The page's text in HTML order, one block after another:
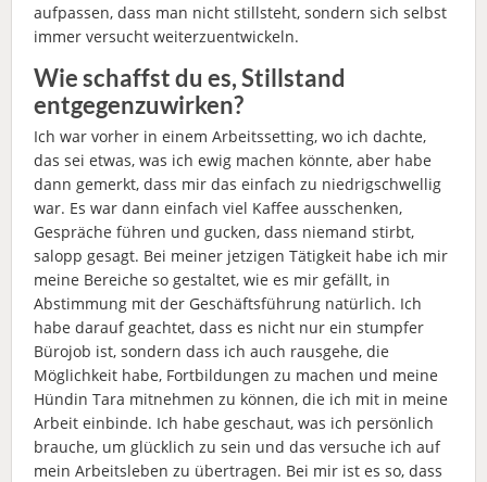
aufpassen, dass man nicht stillsteht, sondern sich selbst
immer versucht weiterzuentwickeln.
Wie schaffst du es, Stillstand
entgegenzuwirken?
Ich war vorher in einem Arbeitssetting, wo ich dachte,
das sei etwas, was ich ewig machen könnte, aber habe
dann gemerkt, dass mir das einfach zu niedrigschwellig
war. Es war dann einfach viel Kaffee ausschenken,
Gespräche führen und gucken, dass niemand stirbt,
salopp gesagt. Bei meiner jetzigen Tätigkeit habe ich mir
meine Bereiche so gestaltet, wie es mir gefällt, in
Abstimmung mit der Geschäftsführung natürlich. Ich
habe darauf geachtet, dass es nicht nur ein stumpfer
Bürojob ist, sondern dass ich auch rausgehe, die
Möglichkeit habe, Fortbildungen zu machen und meine
Hündin Tara mitnehmen zu können, die ich mit in meine
Arbeit einbinde. Ich habe geschaut, was ich persönlich
brauche, um glücklich zu sein und das versuche ich auf
mein Arbeitsleben zu übertragen. Bei mir ist es so, dass